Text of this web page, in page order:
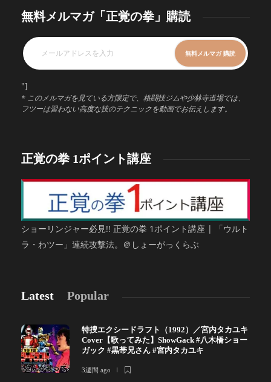
無料メルマガ「正覚の拳」購読
"]
* このメルマガを見ている方限定で、格闘技ジムや少林寺道場では、
フツーは習わない高度な技のテクニックを動画でお伝えします。
正覚の拳 1ポイント講座
ショーリンジャー必見!! 正覚の拳 1ポイント講座 | 「ウルト
ラ・わツー」連続攻撃法。＠しょーがっくらぶ
Latest Popular
特捜エクシードラフト（1992）／宮内タカユキ
Cover【歌ってみた】ShowGack #八木橋ショー
ガック #黒帯兄さん #宮内タカユキ
3週間 ago